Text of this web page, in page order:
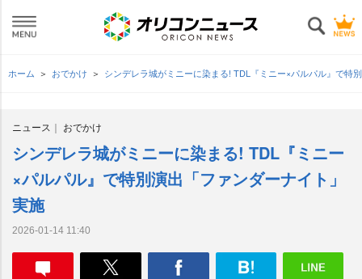
ホーム おでかけ シンデレラ城がミニーに染まる! TDL『ミニー×パルパル』で特
ニュース おでかけ
シンデレラ城がミニーに染まる! TDL『ミニー
×パルパル』で特別演出「ファンダーナイト」
実施
2026-01-14 11:40